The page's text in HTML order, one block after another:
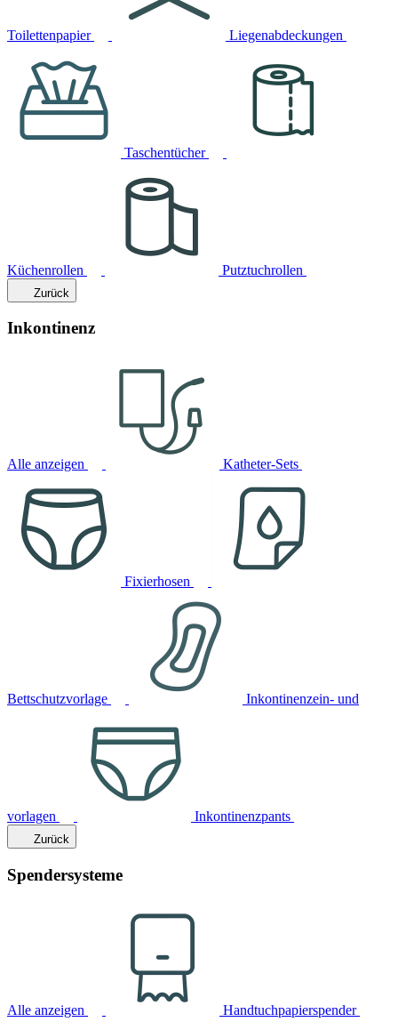
Toilettenpapier Liegenabdeckungen
Taschentücher
Küchenrollen Putztuchrollen
Zurück
Inkontinenz
Alle anzeigen Katheter-Sets
Fixierhosen
Bettschutzvorlage Inkontinenzein- und
vorlagen Inkontinenzpants
Zurück
Spendersysteme
Alle anzeigen Handtuchpapierspender